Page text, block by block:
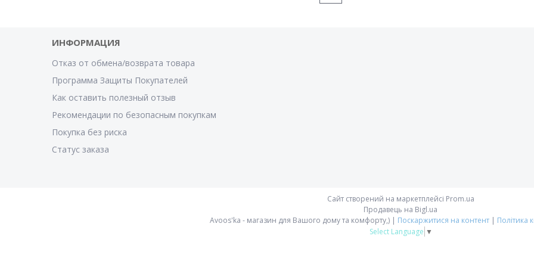
ИНФОРМАЦИЯ
Отказ от обмена/возврата товара
Программа Защиты Покупателей
Как оставить полезный отзыв
Рекомендации по безопасным покупкам
Покупка без риска
Статус заказа
Сайт створений на маркетплейсі Prom.ua
Продавець на Bigl.ua
Avoos'ka - магазин для Вашого дому та комфорту,) | Поскаржитися на контент | Політика
Select Language ▼